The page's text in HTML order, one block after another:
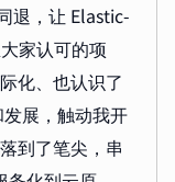
退，让 Elastic-
家认可的项
化、也认识了
展，触动我开
到了笔尖，串